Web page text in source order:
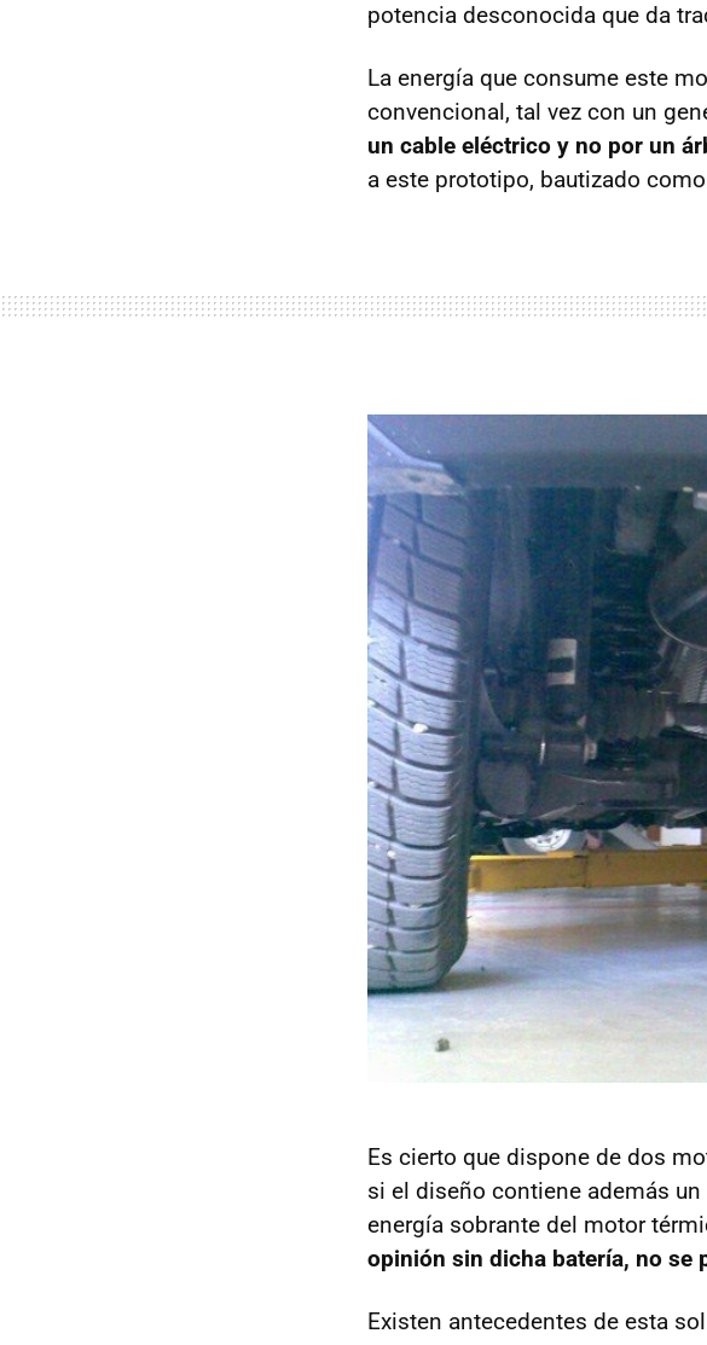
potencia desconocida que da
La energía que consume este
convencional, tal vez con un
un cable eléctrico y no por un
a este prototipo, bautizado
Es cierto que dispone de dos
si el diseño contiene además
energía sobrante del motor
opinión sin dicha batería, no se
Existen antecedentes de esta